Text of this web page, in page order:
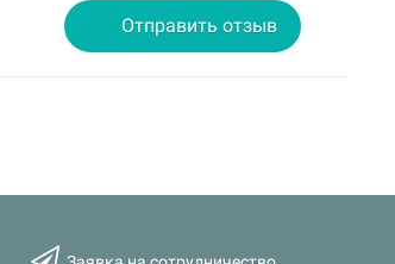
Отправить отзыв